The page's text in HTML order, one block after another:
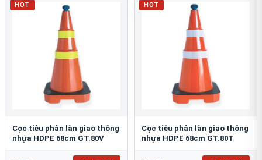
HOT
Cọc tiêu phân làn giao thông
nhựa HDPE 68cm GT.80V
HOT
Cọc tiêu phân làn giao thông
nhựa HDPE 68cm GT.80T